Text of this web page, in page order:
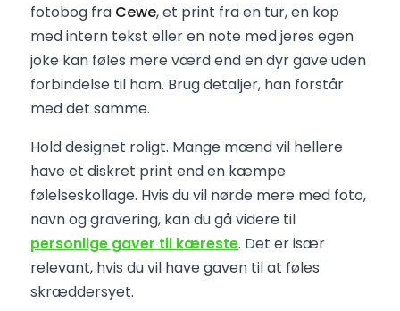
fotobog fra Cewe, et print fra en tur, en kop
med intern tekst eller en note med jeres egen
joke kan føles mere værd end en dyr gave uden
forbindelse til ham. Brug detaljer, han forstår
med det samme.
Hold designet roligt. Mange mænd vil hellere
have et diskret print end en kæmpe
følelseskollage. Hvis du vil nørde mere med foto,
navn og gravering, kan du gå videre til
personlige gaver til kæreste. Det er især
relevant, hvis du vil have gaven til at føles
skræddersyet.